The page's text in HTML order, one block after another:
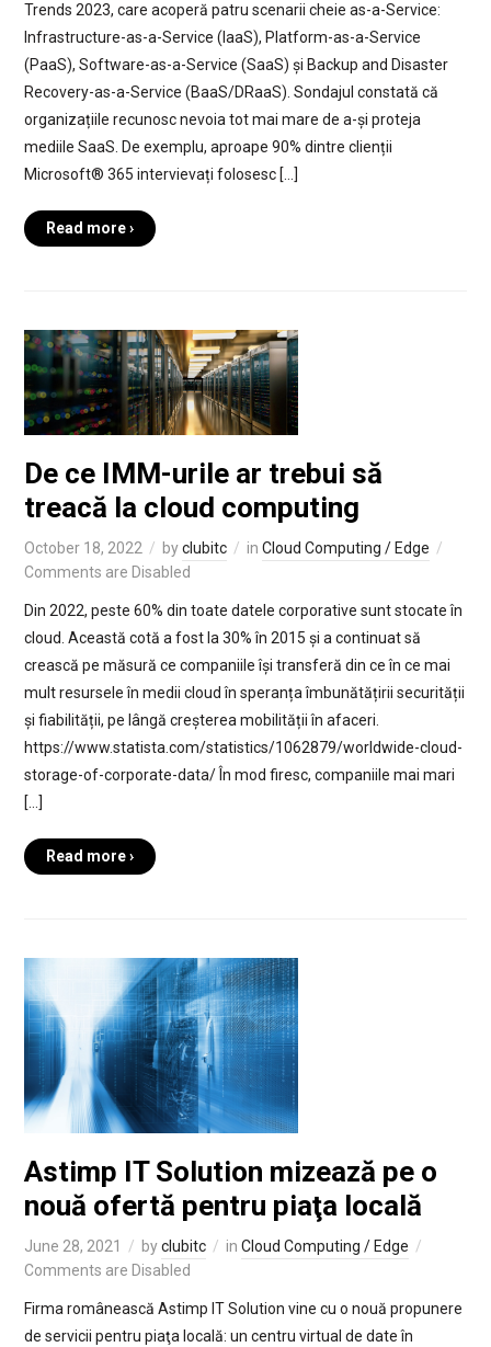
Trends 2023, care acoperă patru scenarii cheie as-a-Service:
Infrastructure-as-a-Service (IaaS), Platform-as-a-Service
(PaaS), Software-as-a-Service (SaaS) și Backup and Disaster
Recovery-as-a-Service (BaaS/DRaaS). Sondajul constată că
organizațiile recunosc nevoia tot mai mare de a-și proteja
mediile SaaS. De exemplu, aproape 90% dintre clienții
Microsoft® 365 intervievați folosesc […]
Read more ›
De ce IMM-urile ar trebui să
treacă la cloud computing
October 18, 2022 byclubitc in Cloud Computing / Edge
Comments are Disabled
Din 2022, peste 60% din toate datele corporative sunt stocate în
cloud. Această cotă a fost la 30% în 2015 și a continuat să
crească pe măsură ce companiile își transferă din ce în ce mai
mult resursele în medii cloud în speranța îmbunătățirii securității
și fiabilității, pe lângă creșterea mobilității în afaceri.
https://www.statista.com/statistics/1062879/worldwide-cloud-
storage-of-corporate-data/ În mod firesc, companiile mai mari
[…]
Read more ›
Astimp IT Solution mizează pe o
nouă ofertă pentru piaţa locală
June 28, 2021 byclubitc in Cloud Computing / Edge
Comments are Disabled
Firma românească Astimp IT Solution vine cu o nouă propunere
de servicii pentru piaţa locală: un centru virtual de date în